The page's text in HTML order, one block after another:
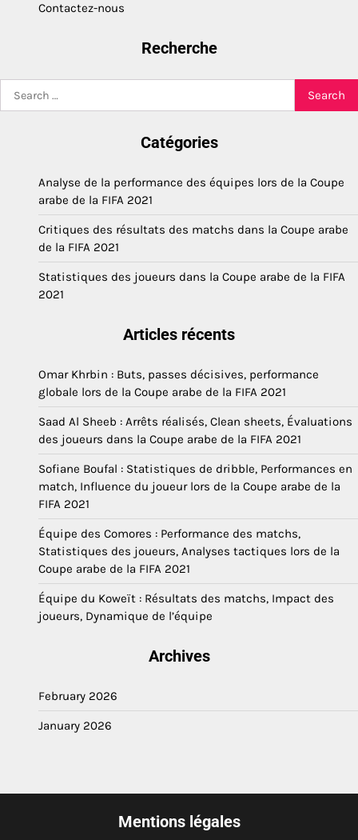
Contactez-nous
Recherche
for:
Catégories
Analyse de la performance des équipes lors de la Coupe
arabe de la FIFA 2021
Critiques des résultats des matchs dans la Coupe arabe
de la FIFA 2021
Statistiques des joueurs dans la Coupe arabe de la FIFA
2021
Articles récents
Omar Khrbin : Buts, passes décisives, performance
globale lors de la Coupe arabe de la FIFA 2021
Saad Al Sheeb : Arrêts réalisés, Clean sheets, Évaluations
des joueurs dans la Coupe arabe de la FIFA 2021
Sofiane Boufal : Statistiques de dribble, Performances en
match, Influence du joueur lors de la Coupe arabe de la
FIFA 2021
Équipe des Comores : Performance des matchs,
Statistiques des joueurs, Analyses tactiques lors de la
Coupe arabe de la FIFA 2021
Équipe du Koweït : Résultats des matchs, Impact des
joueurs, Dynamique de l’équipe
Archives
February 2026
January 2026
Mentions légales